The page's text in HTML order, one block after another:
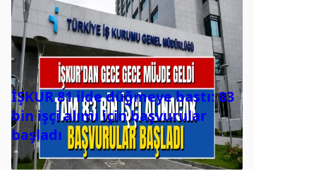
İŞKUR 81 ilde düğmeye bastı: 83
bin işçi alımı için başvurular
başladı